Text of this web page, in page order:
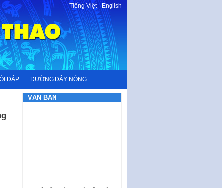
Tiếng Việt-English
ĐÁP ĐƯỜNG DÂY NÓNG
VĂN BẢN